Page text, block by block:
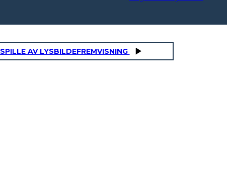
SPILLE AV LYSBILDEFREMVISNING